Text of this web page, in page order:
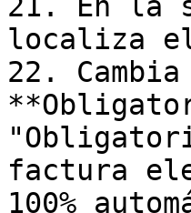
localiza el
22.
factura
100%